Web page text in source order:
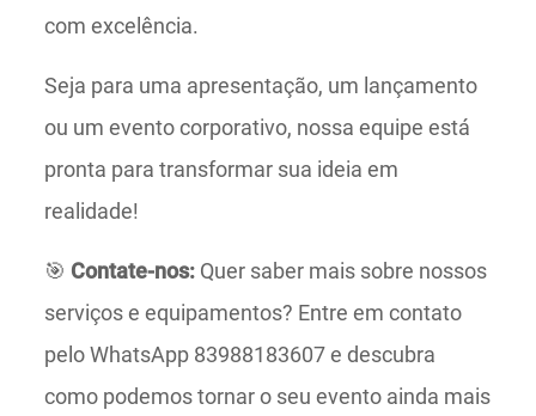
com excelência.
Seja para uma apresentação, um lançamento
ou um evento corporativo, nossa equipe está
pronta para transformar sua ideia em
realidade!
🎯 Contate-nos:Quer saber mais sobre nossos
serviços e equipamentos? Entre em contato
pelo WhatsApp 83988183607 e descubra
como podemos tornar o seu evento ainda mais